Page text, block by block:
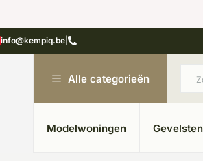
info@kempiq.be
Unieke materialen in kempische
Alle categorieën
Modelwoningen